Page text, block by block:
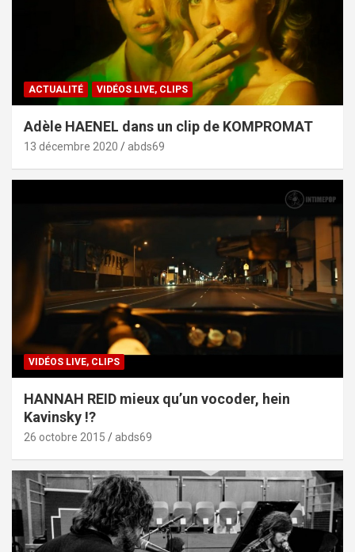
ACTUALITÉ VIDÉOS LIVE, CLIPS
Adèle HAENEL dans un clip de KOMPROMAT
13 décembre 2020 abds69
VIDÉOS LIVE, CLIPS
HANNAH REID mieux qu’un vocoder, hein
Kavinsky !?
26 octobre 2015 abds69